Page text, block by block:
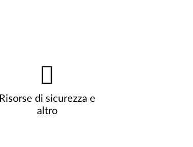
Risorse di sicurezza e
altro